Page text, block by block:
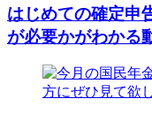
はじめての確定申
が必要かがわかる